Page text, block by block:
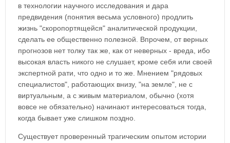
в технологии научного исследования и дара
предвидения (понятия весьма условного) продлить
жизнь "скоропортящейся" аналитической продукции,
сделать ее общественно полезной. Впрочем, от верных
прогнозов нет толку так же, как от неверных - вреда, ибо
высокая власть никого не слушает, кроме себя или своей
экспертной рати, что одно и то же. Мнением "рядовых
специалистов", работающих внизу, "на земле", не с
виртуальным, а с живым материалом, обычно (хотя
вовсе не обязательно) начинают интересоваться тогда,
когда бывает уже слишком поздно.
Существует проверенный трагическим опытом истории